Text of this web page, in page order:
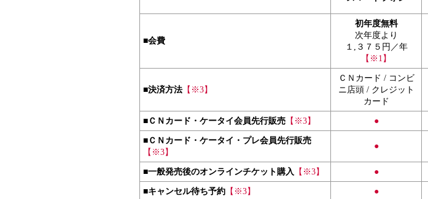
■会費
初年度無料
次年度より
１,３７５円／年
【※1】
■決済方法 【※3】
ＣＮカード / コンビ
ニ店頭 / クレジット
カード
■ ＣＮカード・ケータイ会員先行販売 【※3】 ●
■ ＣＮカード・ケータイ・プレ会員先行販売
【※3】
●
■一般発売後のオンラインチケット購入 【※3】 ●
■キャンセル待ち予約 【※3】 ●